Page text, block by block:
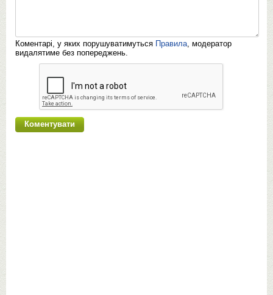
Коментарі, у яких порушуватимуться Правила , модератор
видалятиме без попереджень.